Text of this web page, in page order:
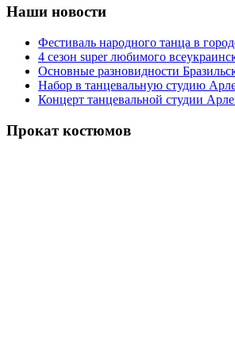
Наши новости
Фестиваль народного танца в
4 сезон super любимого
Основные разновидности
Набор в танцевальную студию
Концерт танцевальной студии
Прокат костюмов